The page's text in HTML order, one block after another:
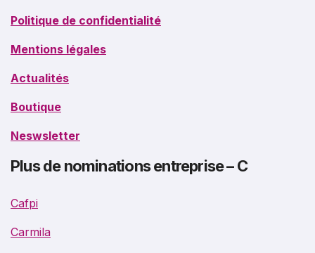
Politique de confidentialité
Mentions légales
Actualités
Boutique
Neswsletter
Plus de nominations entreprise – C
Cafpi
Carmila